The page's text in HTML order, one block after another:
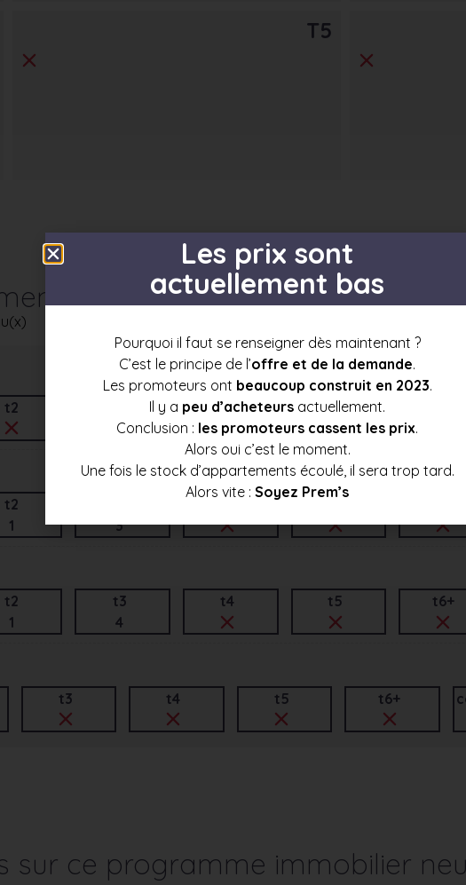
T5
par étage
t2
t4
2
t5
t2
1
3
t2
1
t3
4
t4 t5 t6+
t3 t4 t5 t6+
sur ce programme immobilier
Les prix sont
actuellement bas
Pourquoi il faut se renseigner dès maintenant ?
C’est le principe de l’offre et de la demande.
Les promoteurs ont beaucoup construit en 2023.
Il y a peu d’acheteurs actuellement.
Conclusion : les promoteurs cassent les prix.
Alors oui c’est le moment.
Une fois le stock d’appartements écoulé, il sera trop tard.
Alors vite : Soyez Prem’s